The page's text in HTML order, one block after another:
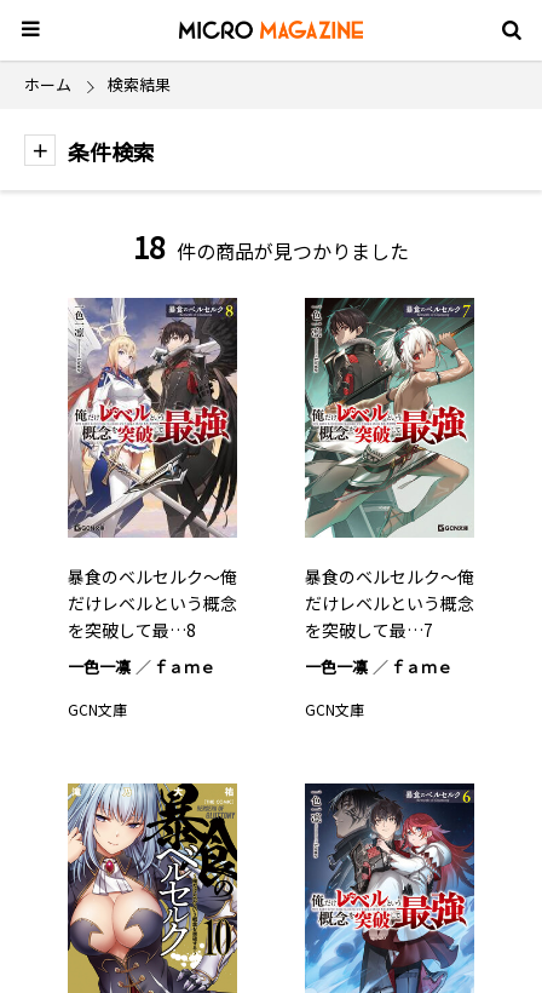
ホーム 検索結果
条件検索
18 件の商品が見つかりました
暴食のベルセルク～俺
だけレベルという概念
を突破して最…8
一色一凛 ｆａｍｅ
GCN文庫
暴食のベルセルク～俺
だけレベルという概念
を突破して最…7
一色一凛 ｆａｍｅ
GCN文庫